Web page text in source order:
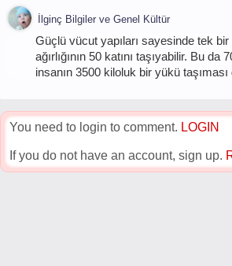
İlginç Bilgiler ve Genel Kültür
Güçlü vücut yapıları sayesinde tek bir
ağırlığının 50 katını taşıyabilir. Bu da
insanın 3500 kiloluk bir yükü taşıması
You need to login to comment. LOGIN
If you do not have an account, sign up.